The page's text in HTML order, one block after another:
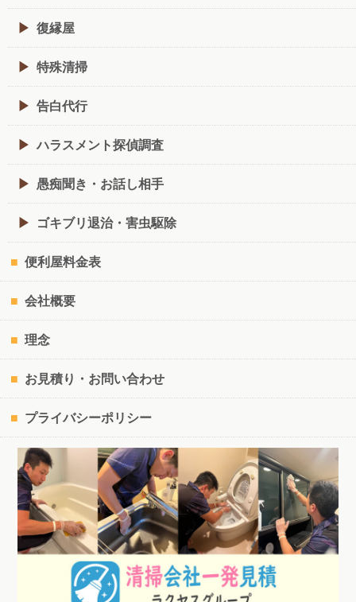
復縁屋
特殊清掃
告白代行
ハラスメント探偵調査
愚痴聞き・お話し相手
ゴキブリ退治・害虫駆除
便利屋料金表
会社概要
理念
お見積り・お問い合わせ
プライバシーポリシー